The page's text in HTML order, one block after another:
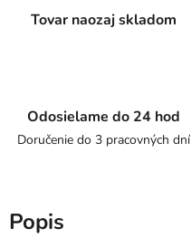
Tovar naozaj skladom
Odosielame do 24 hod
Doručenie do 3 pracovných dní
Popis